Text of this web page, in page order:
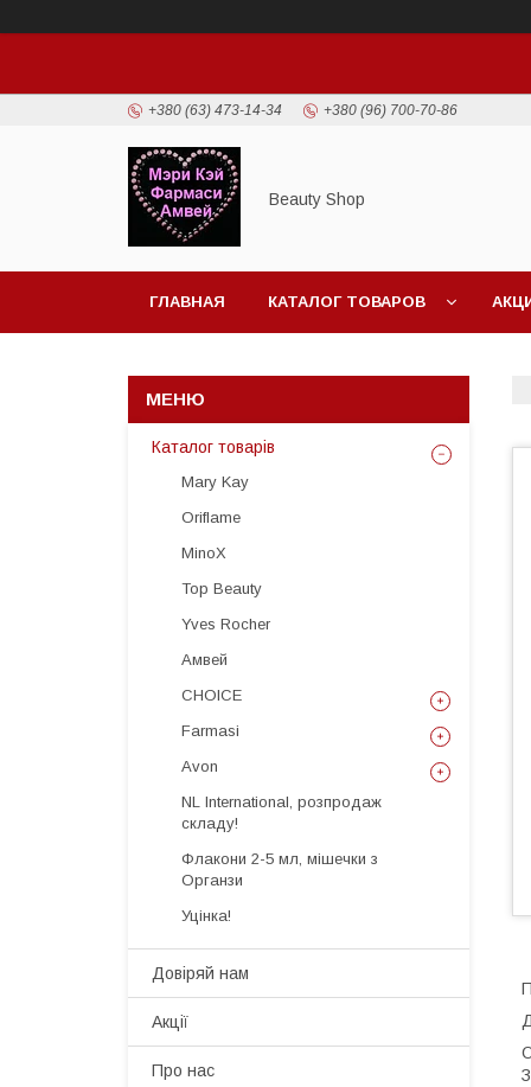
+380 (63) 473-14-34 +380 (96) 700-70-86
Beauty Shop
ГЛАВНАЯ КАТАЛОГ ТОВАРОВ
Каталог товарів
Mary Kay
Oriflame
MinoX
Top Beauty
Yves Rocher
Амвей
CHOICE
Farmasi
Avon
NL International, розпродаж
складу!
Флакони 2-5 мл, мішечки з
Органзи
Уцінка!
Довіряй нам
Акції
Про нас